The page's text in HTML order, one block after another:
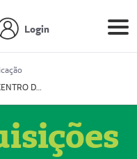
Login
Prestador CENTRO DE ONCOLOGIA